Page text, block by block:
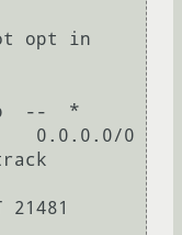
--  *
0.0.0.0/0
21481